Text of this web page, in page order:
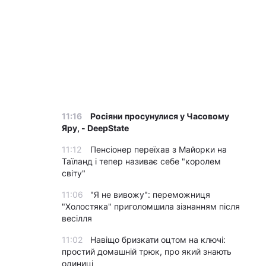
11:16
Росіяни просунулися у Часовому
Яру, - DeepState
11:12
Пенсіонер переїхав з Майорки на
Таїланд і тепер називає себе "королем
світу"
11:06
"Я не вивожу": переможниця
"Холостяка" приголомшила зізнанням після
весілля
11:02
Навіщо бризкати оцтом на ключі:
простий домашній трюк, про який знають
одиниці